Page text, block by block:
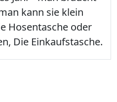
kann sie klein
Hosentasche oder
Die Einkaufstasche.